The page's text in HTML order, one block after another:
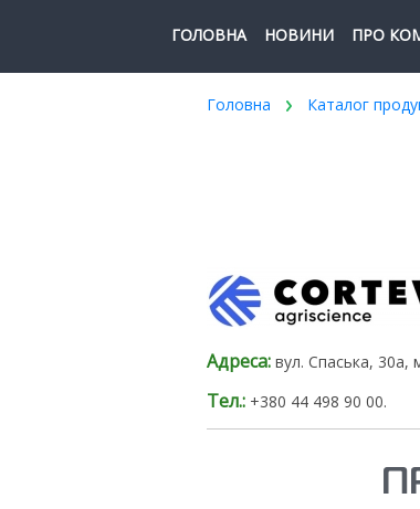
ГОЛОВНА НОВИНИ ПРО
Головна Каталог
Адреса: вул. Спаська, 30а,
Тел.: +380 44 498 90 00.